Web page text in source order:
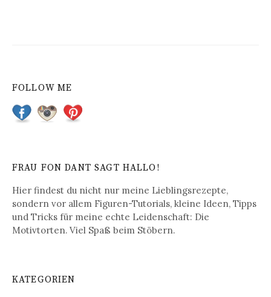
r
a
s
N
a
g
FOLLOW ME
FRAU FON DANT SAGT HALLO!
Hier findest du nicht nur meine Lieblingsrezepte,
sondern vor allem Figuren-Tutorials, kleine Ideen, Tipps
und Tricks für meine echte Leidenschaft: Die
Motivtorten. Viel Spaß beim Stöbern.
KATEGORIEN